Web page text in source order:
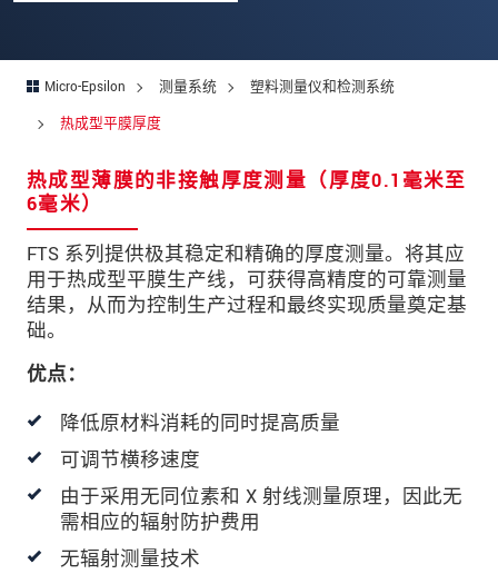
Micro-Epsilon 测量系统
塑料测量仪和检测系统
热成型平膜厚度
热成型薄膜的非接触厚度测量（厚度0.1毫米至
6毫米）
FTS 系列提供极其稳定和精确的厚度测量。将其应
用于热成型平膜生产线，可获得高精度的可靠测量
结果，从而为控制生产过程和最终实现质量奠定基
础。
优点：
降低原材料消耗的同时提高质量
可调节横移速度
由于采用无同位素和 X 射线测量原理，因此无
需相应的辐射防护费用
无辐射测量技术
街道
邮政编码
国家
电话
电子邮件*
我们将对您的数据保密。请阅读我们的数据隐私
声明。